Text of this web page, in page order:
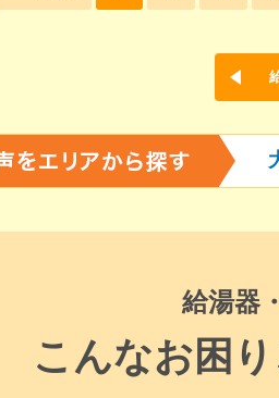
給湯器
こんなお困